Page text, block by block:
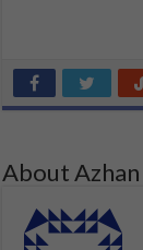
About Azhan